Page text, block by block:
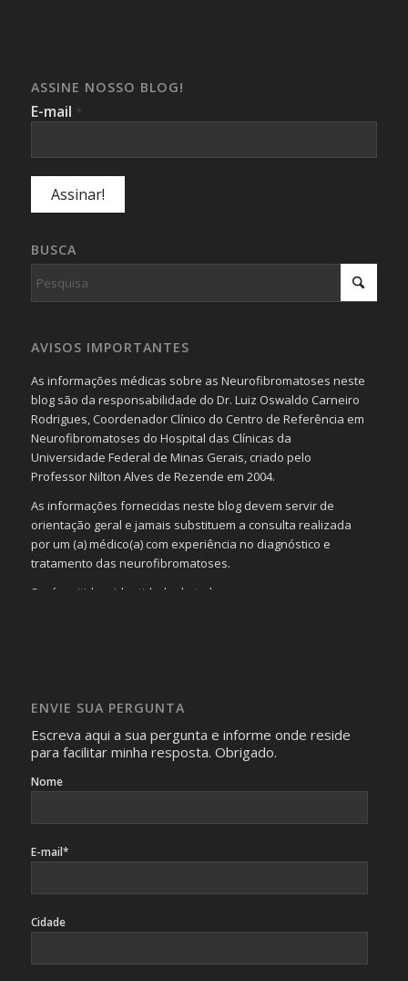
ASSINE NOSSO BLOG!
E-mail *
BUSCA
AVISOS IMPORTANTES
As informações médicas sobre as Neurofibromatoses neste
blog são da responsabilidade do Dr. Luiz Oswaldo Carneiro
Rodrigues, Coordenador Clínico do Centro de Referência em
Neurofibromatoses do Hospital das Clínicas da
Universidade Federal de Minas Gerais, criado pelo
Professor Nilton Alves de Rezende em 2004.
As informações fornecidas neste blog devem servir de
orientação geral e jamais substituem a consulta realizada
por um (a) médico(a) com experiência no diagnóstico e
tratamento das neurofibromatoses.
Será omitida a identidade de todas as pessoas que
identificação da pessoa fotografada.
ENVIE SUA PERGUNTA
Escreva aqui a sua pergunta e informe onde reside
para facilitar minha resposta. Obrigado.
Nome
E-mail*
Cidade